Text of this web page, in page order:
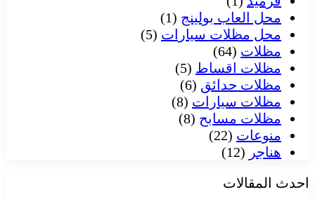
محل العاب بولينج (1)
محل مظلات سيارات (5)
مظلات (64)
مظلات اقساط (5)
مظلات حدائق (6)
مظلات سيارات (8)
مظلات مسابح (8)
منوعات (22)
هناجر (12)
احدث المقالات